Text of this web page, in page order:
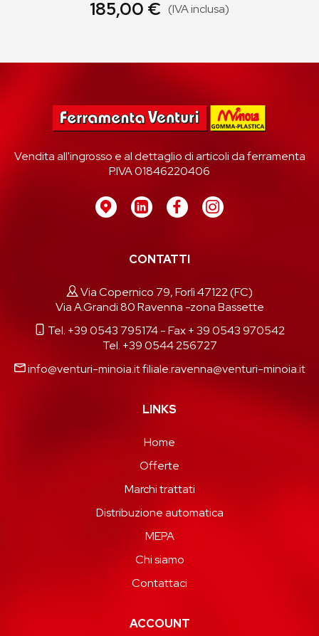
185,00 € (IVA inclusa)
Vendita all'ingrosso e al dettaglio di articoli da ferramenta
P.IVA 01846220406
CONTATTI
Via Copernico 79, Forlì 47122 (FC)
Via A.Grandi 80 Ravenna -zona Bassette
Tel. +39 0543 795174- Fax + 39 0543 970542
Tel. +39 0544 256727
info@venturi-minoia.itfiliale.ravenna@venturi-minoia.it
LINKS
Home
Offerte
Marchi trattati
Distribuzione automatica
MEPA
Chi siamo
Contattaci
ACCOUNT